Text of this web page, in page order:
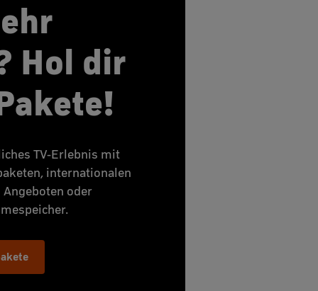
Hol dir
TV-Erlebnis mit
internationalen
Angeboten oder